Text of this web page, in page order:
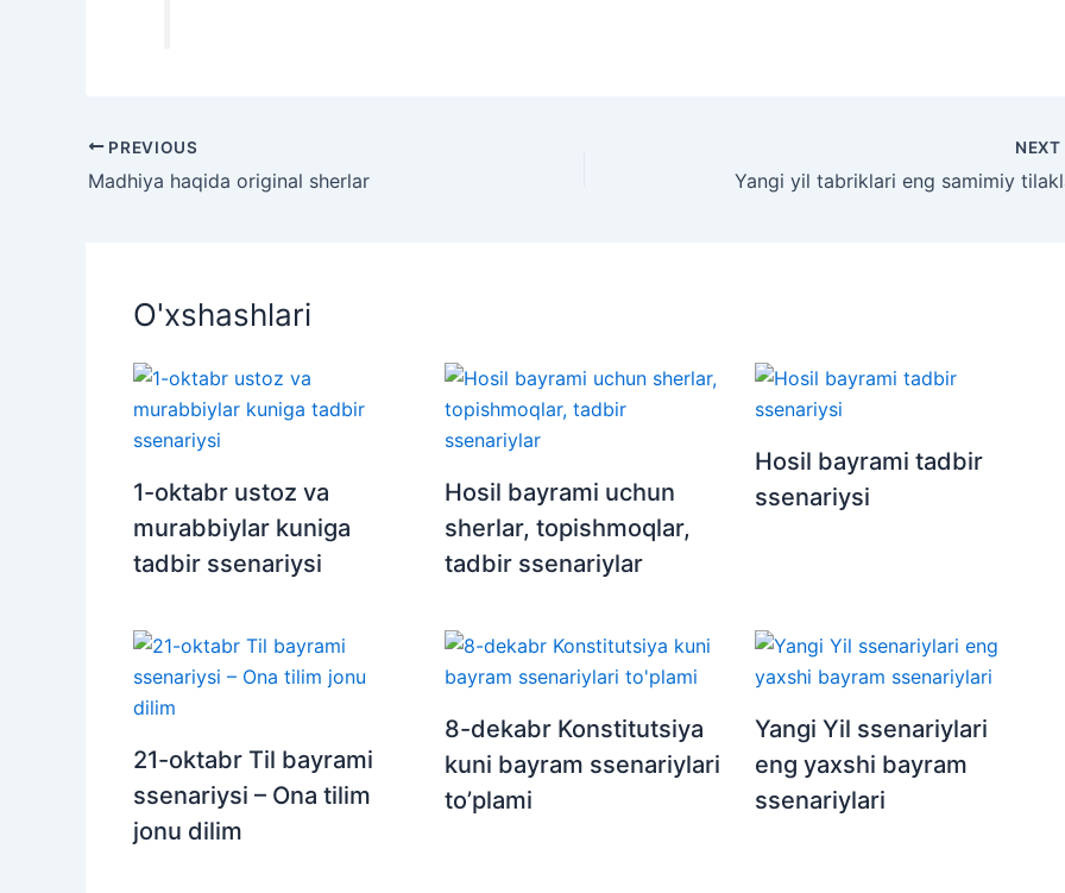
PREVIOUS
Madhiya haqida original sherlar
NEXT
Yangi yil tabriklari eng samimiy
O'xshashlari
1-oktabr ustoz va
murabbiylar kuniga
tadbir ssenariysi
Hosil bayrami uchun
sherlar, topishmoqlar,
tadbir ssenariylar
Hosil bayrami tadbir
ssenariysi
21-oktabr Til bayrami
ssenariysi – Ona tilim
jonu dilim
8-dekabr Konstitutsiya
kuni bayram ssenariylari
to’plami
Yangi Yil ssenariylari
eng yaxshi bayram
ssenariylari